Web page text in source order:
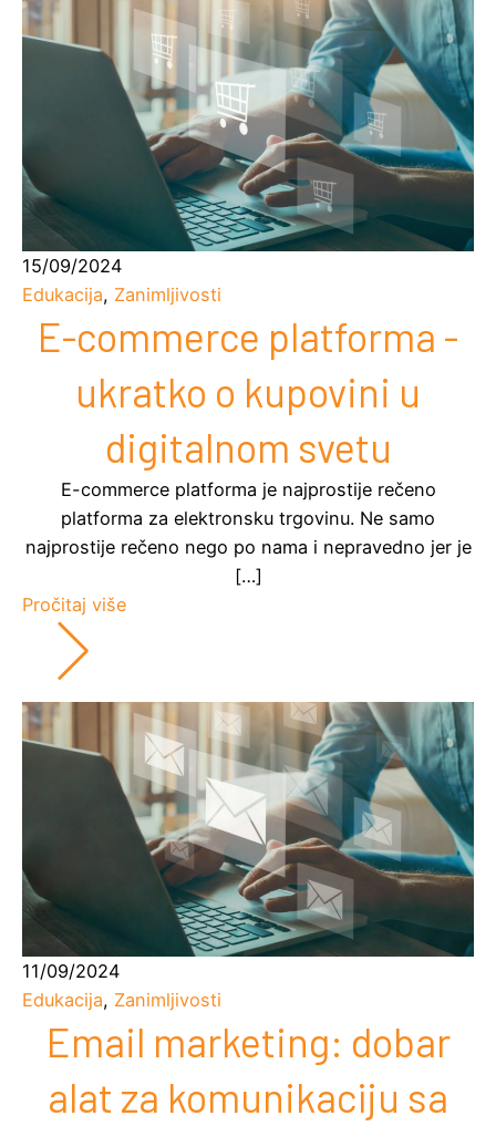
15/09/2024
Edukacija, Zanimljivosti
E-commerce platforma -
ukratko o kupovini u
digitalnom svetu
E-commerce platforma je najprostije rečeno
platforma za elektronsku trgovinu. Ne samo
najprostije rečeno nego po nama i nepravedno jer je
[…]
Pročitaj više
11/09/2024
Edukacija, Zanimljivosti
Email marketing: dobar
alat za komunikaciju sa